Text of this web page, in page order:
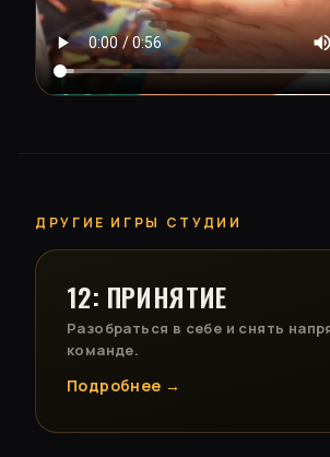
ДРУГИЕ ИГРЫ СТУДИИ
12: ПРИНЯТИЕ
Разобраться в себе и снять
команде.
Подробнее →